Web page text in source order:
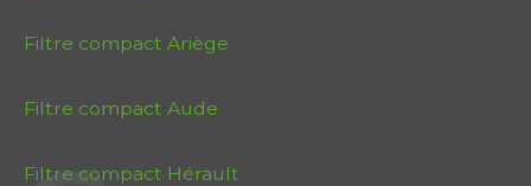
Filtre compact Ariège
Filtre compact Aude
Filtre compact Hérault